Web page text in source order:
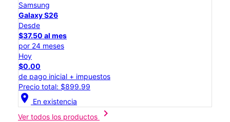
Samsung
Galaxy S26
Desde
$37.50 al mes
por 24 meses
Hoy
$0.00
de pago inicial + impuestos
Precio total: $899.99
location_on En existencia
Ver todos los productos
chevron_right